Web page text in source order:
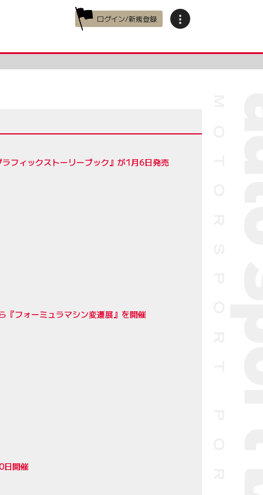
ログイン/新規登録
フィックストーリーブック』が1月6日発売
フォーミュラマシン変遷展』を開催
日開催